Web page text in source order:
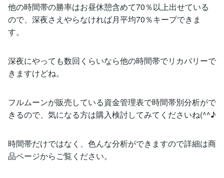
他の時間帯の勝率はお昼休憩含めて70％以上出せている
ので、深夜さえやらなければ月平均70％キープできま
す。
深夜にやっても数回くらいなら他の時間帯でリカバリーで
きますけどね。
フルムーンが販売している資金管理表で時間帯別分析がで
きるので、気になる方は購入検討してみてくださいね(^^♪
時間帯だけではなく、色んな分析ができますので詳細は商
品ページからご覧ください。